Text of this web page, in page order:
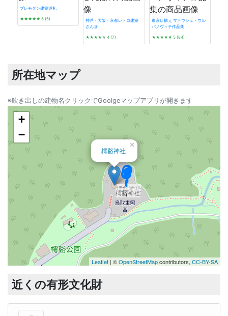
プレモダン建築巡礼
★★★★★ 5 (5)
神戸・大阪・京都レトロ建築
さんぽ
★★★★☆ 4 (7)
東京店構え マテウシュ・ウル
バノヴィチ作品集
★★★★★5 (84)
所在地マップ
※吹き出しの建物名クリックでGoolgeマップアプリが開きます
樗谿神社
樗谿神社
樗谿神社
×
+
−
Leaflet | ©OpenStreetMapcontributors, CC-BY-SA
近くの有形文化財